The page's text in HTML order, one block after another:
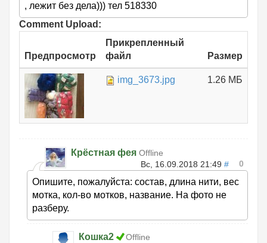
, лежит без дела))) тел 518330
Comment Upload:
Предпросмотр
Прикрепленный
файл
Размер
img_3673.jpg 1.26 МБ
Крёстная фея Offline
Вс, 16.09.2018 21:49 # 0
Опишите, пожалуйста: состав, длина нити, вес
мотка, кол-во мотков, название. На фото не
разберу.
Кошка2
Offline